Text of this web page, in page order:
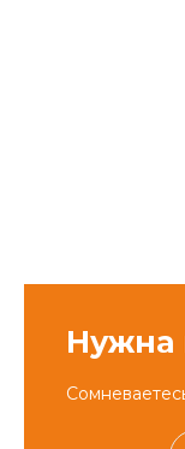
Нужна